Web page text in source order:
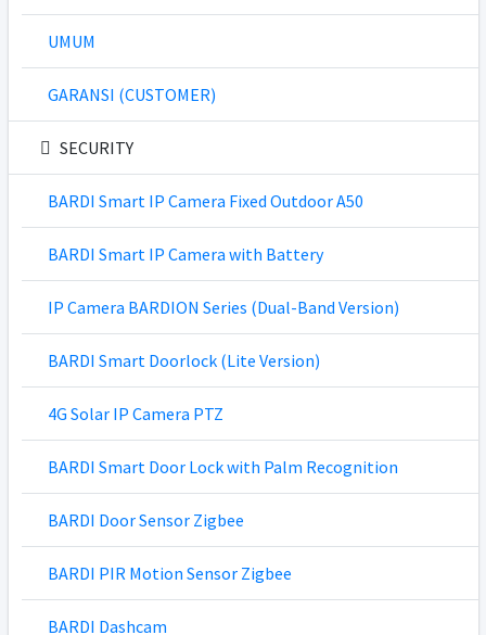
UMUM
GARANSI (CUSTOMER)
SECURITY
BARDI Smart IP Camera Fixed Outdoor A50
BARDI Smart IP Camera with Battery
IP Camera BARDION Series (Dual-Band Version)
BARDI Smart Doorlock (Lite Version)
4G Solar IP Camera PTZ
BARDI Smart Door Lock with Palm Recognition
BARDI Door Sensor Zigbee
BARDI PIR Motion Sensor Zigbee
BARDI Dashcam